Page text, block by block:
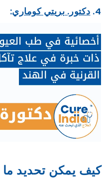
4. دكتور. بريتي كوماري:
كيف يمكن تحديد ما